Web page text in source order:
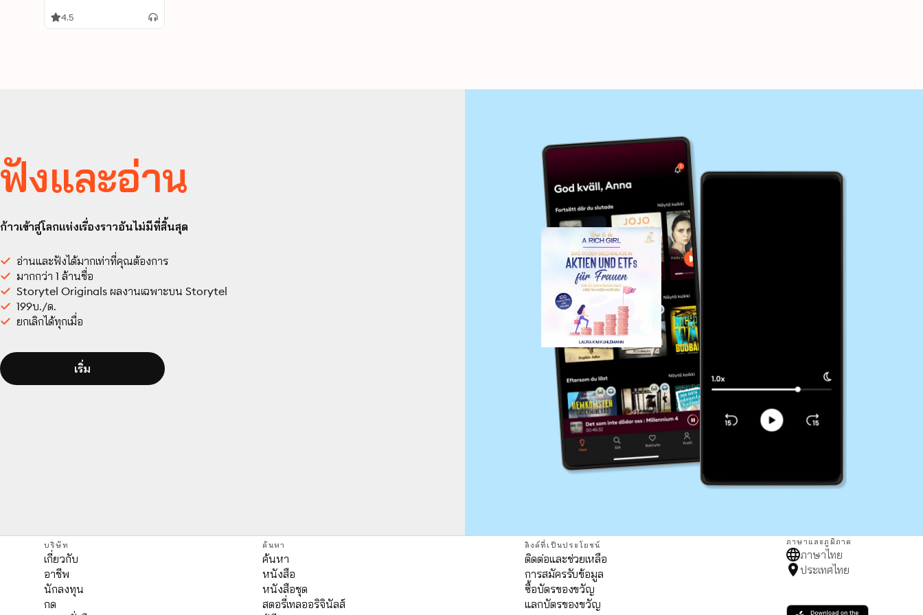
Königin über Ihre
4.5
ฟังและอ่าน
ก้าวเข้าสู่โลกแห่งเรื่องราวอันไม่มีที่สิ้นสุด
อ่านและฟังได้มากเท่าที่คุณต้องการ
มากกว่า 1 ล้านชื่อ
Storytel Originals ผลงานเฉพาะบน Storytel
199บ./ด.
ยกเลิกได้ทุกเมื่อ
เริ่ม
บริษัท
เกี่ยวกับ
อาชีพ
นักลงทุน
กด
ค้นหา
ค้นหา
หนังสือ
หนังสือชุด
สตอรี่เทลออริจินัลส์
ลิงค์ที่เป็นประโยชน์
ติดต่อและช่วยเหลือ
การสมัครรับข้อมูล
ซื้อบัตรของขวัญ
แลกบัตรของขวัญ
ภาษาและภูมิภาค
ภาษาไทย
ประเทศไทย